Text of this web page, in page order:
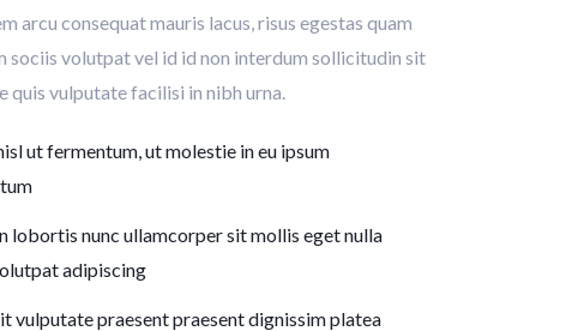
arcu consequat mauris lacus, risus egestas quam
sociis volutpat vel id id non interdum sollicitudin sit
quis vulputate facilisi in nibh urna.
ut fermentum, ut molestie in eu ipsum
lobortis nunc ullamcorper sit mollis eget nulla
adipiscing
vulputate praesent praesent dignissim platea